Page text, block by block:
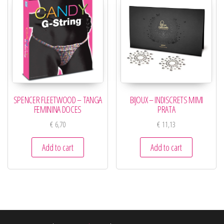
SPENCER FLEETWOOD – TANGA
FEMININA DOCES
€6,70
Add to cart
BIJOUX – INDISCRETS MIMI
PRATA
€ 11,13
Add to cart